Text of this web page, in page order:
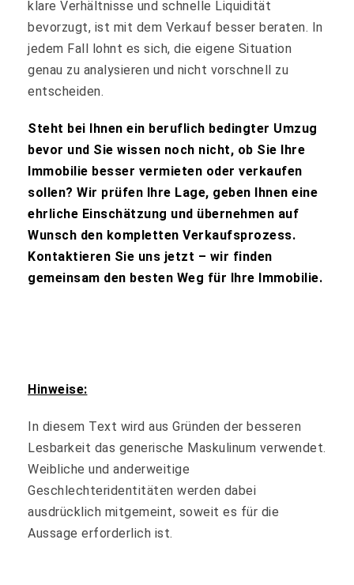
klare Verhältnisse und schnelle Liquidität
bevorzugt, ist mit dem Verkauf besser beraten. In
jedem Fall lohnt es sich, die eigene Situation
genau zu analysieren und nicht vorschnell zu
entscheiden.
Steht bei Ihnen ein beruflich bedingter Umzug
bevor und Sie wissen noch nicht, ob Sie Ihre
Immobilie besser vermieten oder verkaufen
sollen? Wir prüfen Ihre Lage, geben Ihnen eine
ehrliche Einschätzung und übernehmen auf
Wunsch den kompletten Verkaufsprozess.
Kontaktieren Sie uns jetzt – wir finden
gemeinsam den besten Weg für Ihre Immobilie.
Hinweise:
In diesem Text wird aus Gründen der besseren
Lesbarkeit das generische Maskulinum verwendet.
Weibliche und anderweitige
Geschlechteridentitäten werden dabei
ausdrücklich mitgemeint, soweit es für die
Aussage erforderlich ist.